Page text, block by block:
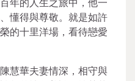
懂得與尊敬。就是如許
的十里洋場，看待戀愛
慧華夫妻情深，相守與